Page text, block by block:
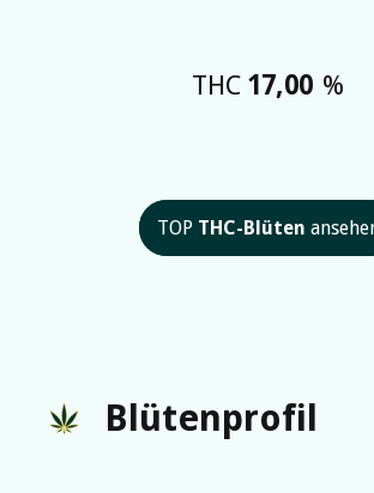
THC 17,00 %
TOP THC-Blüten
Blütenprofil